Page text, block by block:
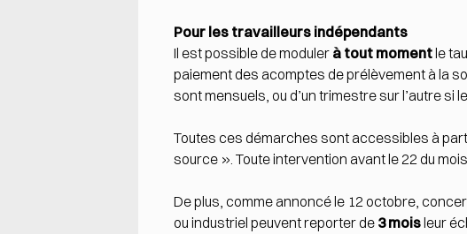
Pour les travailleurs indépendants
Il est possible de moduler à tout momentle
paiement des acomptes de prélèvement à la
sont mensuels, ou d’un trimestre sur l’autre
Toutes ces démarches sont accessibles à
source ». Toute intervention avant le 22 du
De plus, comme annoncé le 12 octobre,
ou industriel peuvent reporter de 3 moisleur